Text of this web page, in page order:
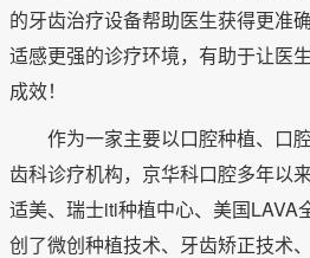
的牙齿治疗设备帮助医生获得更准
适感更强的诊疗环境，有助于让医
成效！
作为一家主要以口腔种植、口
齿科诊疗机构，京华科口腔多年以
适美、瑞士iti种植中心、美国LAVA
创了微创种植技术、牙齿矫正技术